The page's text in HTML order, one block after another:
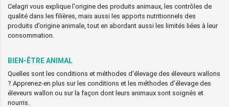
Celagri vous explique l'origine des produits animaux, les contrôles de
qualité dans les filières, mais aussi les apports nutritionnels des
produits d’origine animale, tout en abordant aussi les limités liées à leur
consommation.
BIEN-ÊTRE ANIMAL
Quelles sont les conditions et méthodes d'élevage des éleveurs wallons
? Apprenez-en plus sur les conditions et les méthodes d'élevage des
éleveurs wallon ou sur la façon dont leurs animaux sont soignés et
nourris.